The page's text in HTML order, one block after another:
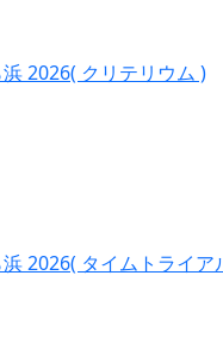
2026( クリテリウム )
2026( タイムトライア